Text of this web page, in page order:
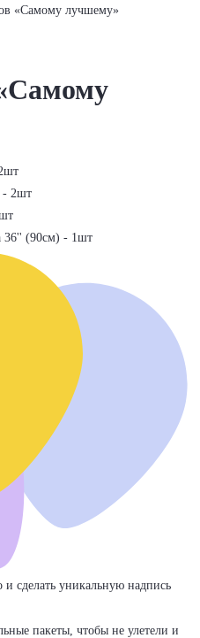
«Самому лучшему»
- 2шт
36'' (90см) - 1шт
сделать уникальную надпись
пакеты, чтобы не улетели и